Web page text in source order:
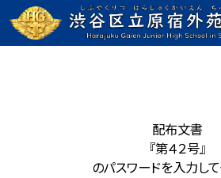
配布文書
『第４２号』
のパスワードを入力し